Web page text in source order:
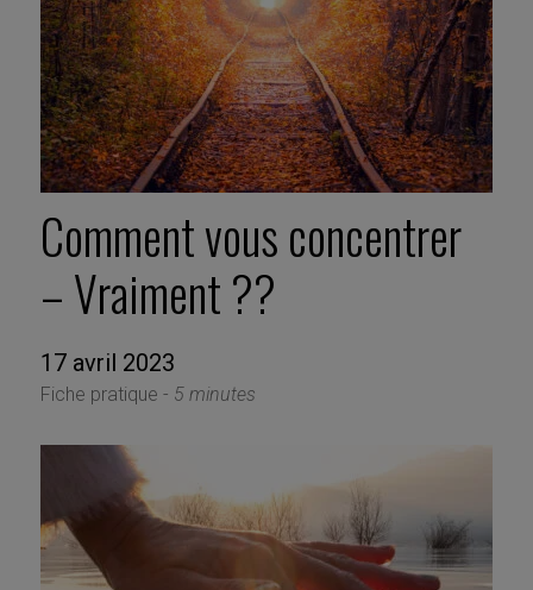
Comment vous concentrer
– Vraiment ??
17 avril 2023
Fiche pratique - 5 minutes